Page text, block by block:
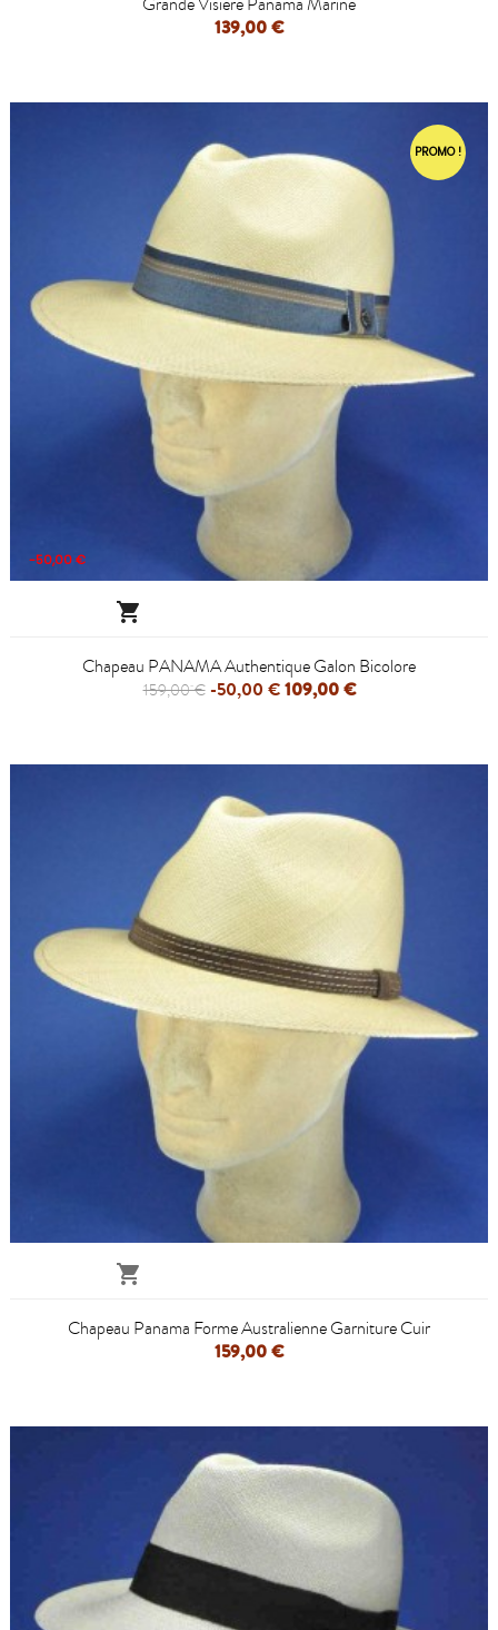
139,00 €
PROMO !
-50,00 €

Chapeau PANAMA Authentique Galon Bicolore
159,00 € -50,00 €109,00 €

Chapeau Panama Forme Australienne Garniture Cuir
159,00 €